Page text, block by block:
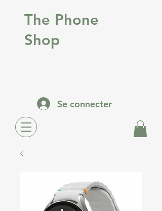
The Phone
Shop
Se connecter